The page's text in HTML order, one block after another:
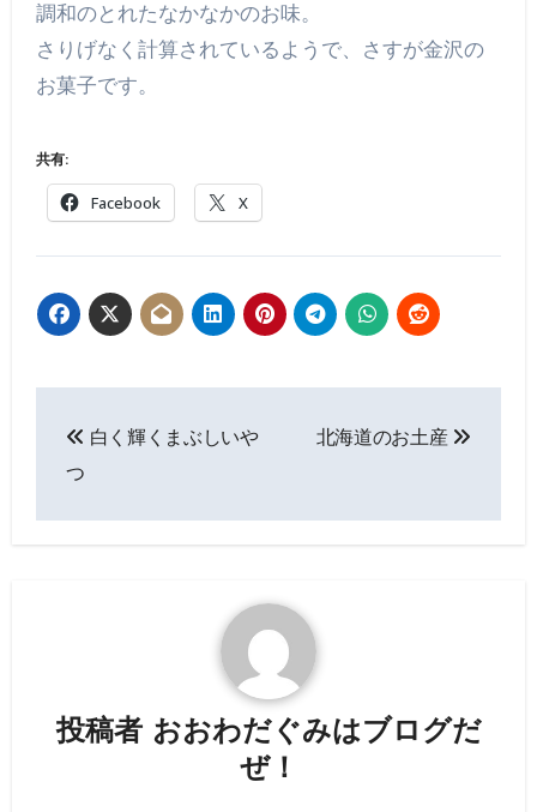
調和のとれたなかなかのお味。
さりげなく計算されているようで、さすが金沢の
お菓子です。
共有:
Facebook X
稿
シ
ョ
白く輝くまぶしいや
つ
北海道のお土産
投稿者 おおわだぐみはブログだ
ぜ！